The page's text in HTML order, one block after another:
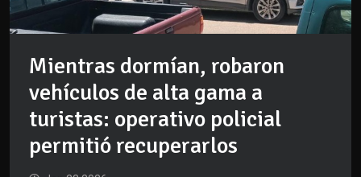
Mientras dormían, robaron
vehículos de alta gama a
turistas: operativo policial
permitió recuperarlos